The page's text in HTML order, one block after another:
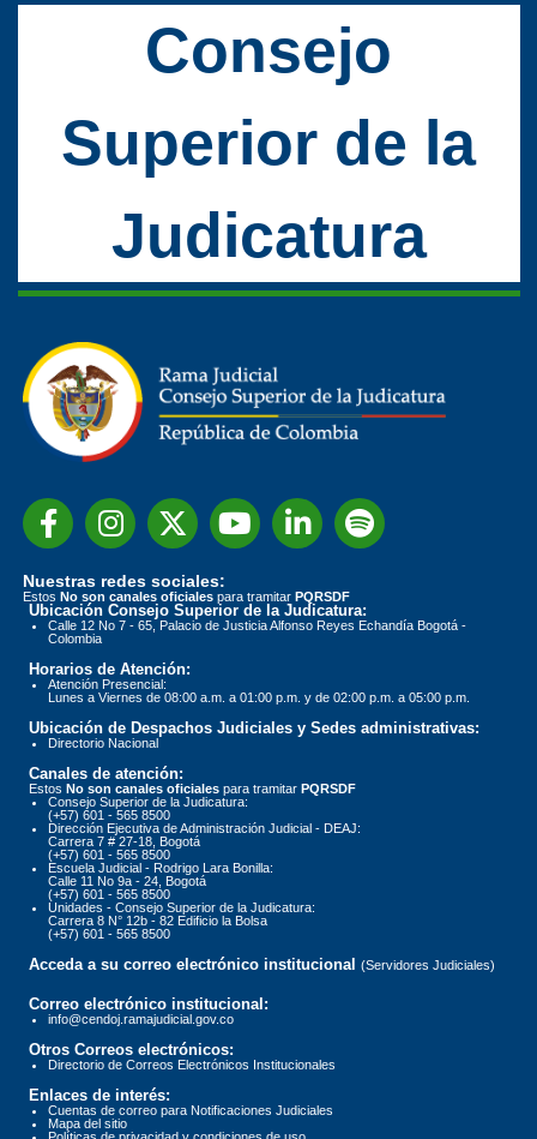
Consejo
Superior de la
Judicatura
Nuestras redes sociales:
Estos No son canales oficiales para tramitar PQRSDF
Ubicación Consejo Superior de la Judicatura:
Calle 12 No 7 - 65, Palacio de Justicia Alfonso Reyes Echandía Bogotá -
Colombia
Horarios de Atención:
Atención Presencial:
Lunes a Viernes de 08:00 a.m. a 01:00 p.m. y de 02:00 p.m. a 05:00 p.m.
Ubicación de Despachos Judiciales y Sedes administrativas:
Directorio Nacional
Canales de atención:
Estos No son canales oficiales para tramitar PQRSDF
Consejo Superior de la Judicatura:
(+57) 601 - 565 8500
Dirección Ejecutiva de Administración Judicial - DEAJ:
Carrera 7 # 27-18, Bogotá
(+57) 601 - 565 8500
Escuela Judicial - Rodrigo Lara Bonilla:
Calle 11 No 9a - 24, Bogotá
(+57) 601 - 565 8500
Unidades - Consejo Superior de la Judicatura:
Carrera 8 N° 12b - 82 Edificio la Bolsa
(+57) 601 - 565 8500
Acceda a su correo electrónico institucional (Servidores Judiciales)
Correo electrónico institucional:
info@cendoj.ramajudicial.gov.co
Otros Correos electrónicos:
Directorio de Correos Electrónicos Institucionales
Enlaces de interés:
Cuentas de correo para Notificaciones Judiciales
Mapa del sitio